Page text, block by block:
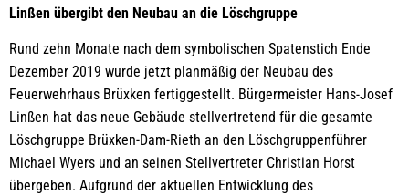
Linßen übergibt den Neubau an die Löschgruppe
Rund zehn Monate nach dem symbolischen Spatenstich Ende
Dezember 2019 wurde jetzt planmäßig der Neubau des
Feuerwehrhaus Brüxken fertiggestellt. Bürgermeister Hans-Josef
Linßen hat das neue Gebäude stellvertretend für die gesamte
Löschgruppe Brüxken-Dam-Rieth an den Löschgruppenführer
Michael Wyers und an seinen Stellvertreter Christian Horst
übergeben. Aufgrund der aktuellen Entwicklung des